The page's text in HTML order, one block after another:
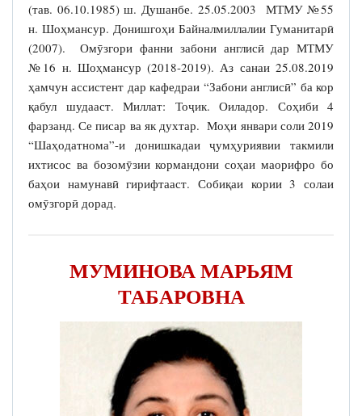
(тав. 06.10.1985) ш. Душанбе. 25.05.2003 МТМУ №55
н. Шоҳмансур. Донишгоҳи Байналмиллалии Гуманитарӣ
(2007). Омӯзгори фанни забони англисӣ дар МТМУ
№16 н. Шоҳмансур (2018-2019). Аз санаи 25.08.2019
ҳамчун ассистент дар кафедраи “Забони англисӣ” ба кор
қабул шудааст. Миллат: Тоҷик. Оиладор. Соҳиби 4
фарзанд. Се писар ва як духтар. Моҳи январи соли 2019
“Шаҳодатнома”-и донишкадаи ҷумҳуриявии такмили
ихтисос ва бозомӯзии кормандони соҳаи маорифро бо
баҳои намунавӣ гирифтааст. Собиқаи кории 3 солаи
омӯзгорӣ дорад.
МУМИНОВА МАРЬЯМ
ТАБАРОВНА